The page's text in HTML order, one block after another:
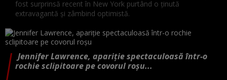
fost surprinsă recent în New York purtând o ținută
extravagantă și zâmbind optimistă.
Jennifer Lawrence, apariție spectaculoasă într-o
rochie sclipitoare pe covorul roșu...